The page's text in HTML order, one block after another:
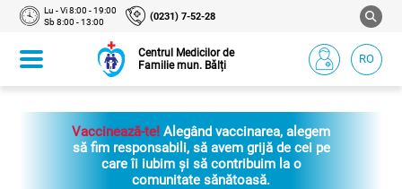
Lu - Vi 8:00 - 19:00
Sb 8:00 - 13:00
(0231) 7-52-28
Centrul Medicilor de
Familie mun. Bălți
RO
Vaccinează-te! Alegând vaccinarea, alegem
să fim responsabili, să avem grijă de cei pe
care îi iubim și să contribuim la o
comunitate sănătoasă.